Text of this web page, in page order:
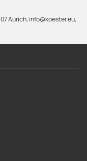
Aurich, info@koester.eu,